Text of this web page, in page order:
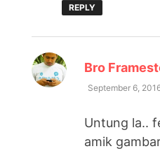
REPLY
Bro
September 6,
Untung la..
amik